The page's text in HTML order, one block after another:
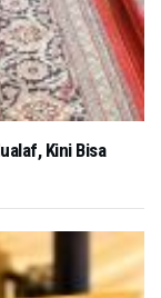
Kini Bisa